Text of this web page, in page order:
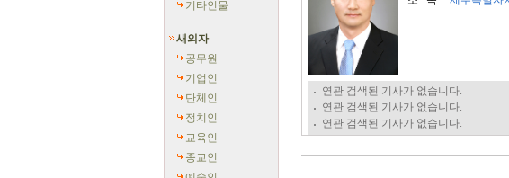
기타인물
새의자
공무원
기업인
단체인
정치인
교육인
종교인
연관 검색된 기사가 없습니다.
연관 검색된 기사가 없습니다.
연관 검색된 기사가 없습니다.